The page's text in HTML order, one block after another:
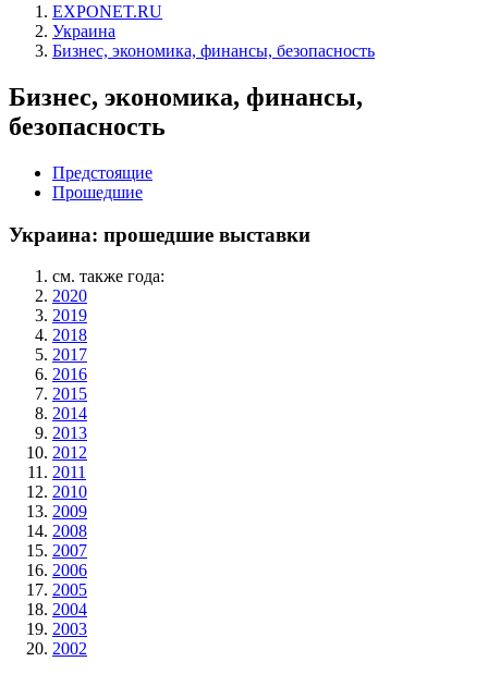
EXPONET.RU
Украина
Бизнес, экономика, финансы, безопасность
Бизнес, экономика, финансы,
безопасность
Предстоящие
Прошедшие
Украина: прошедшие выставки
см. также года:
2020
2019
2018
2017
2016
2015
2014
2013
2012
2011
2010
2009
2008
2007
2006
2005
2004
2003
2002